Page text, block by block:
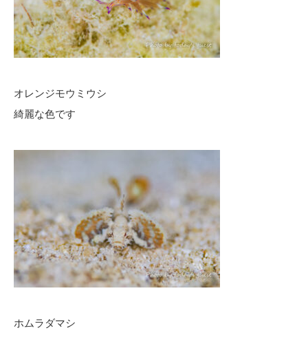
オレンジモウミウシ
綺麗な色です
ホムラダマシ